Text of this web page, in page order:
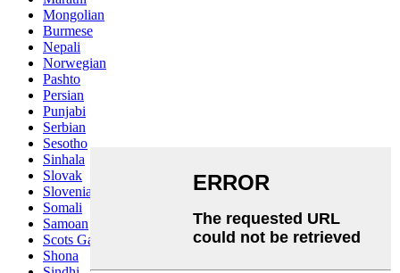
Mongolian
Burmese
Nepali
Norwegian
Pashto
Persian
Punjabi
Serbian
Sesotho
Sinhala
Slovak
Slovenian
Somali
Samoan
Scots Gaelic
Shona